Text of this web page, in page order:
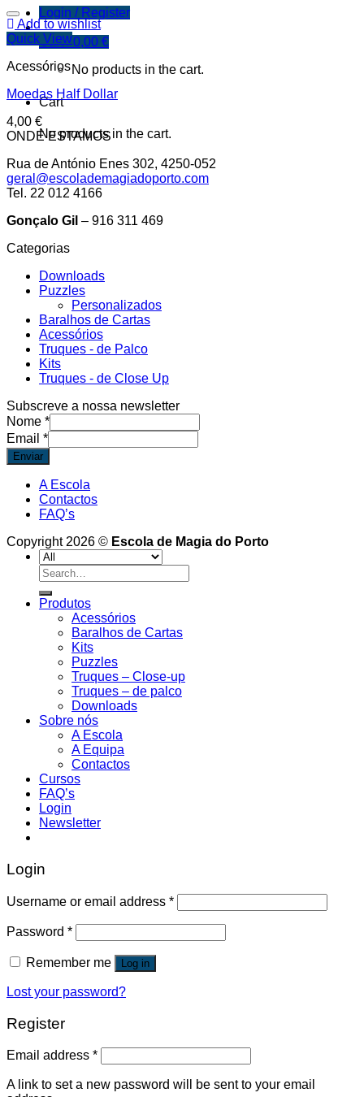
Login / Register
Cart /0,00 €
No products in the cart.
Cart
No products in the cart.
Add to wishlist
Quick View
Acessórios
Moedas Half Dollar
4,00 €
ONDE ESTAMOS
Rua de António Enes 302, 4250-052
geral@escolademagiadoporto.com
Tel. 22 012 4166
Gonçalo Gil – 916 311 469
Categorias
Downloads
Puzzles
Personalizados
Baralhos de Cartas
Acessórios
Truques - de Palco
Kits
Truques - de Close Up
Subscreve a nossa newsletter
Nome *
Email *
Enviar
A Escola
Contactos
FAQ’s
Copyright 2026 © Escola de Magia do Porto
Search
for:
Produtos
Acessórios
Baralhos de Cartas
Kits
Puzzles
Truques – Close-up
Truques – de palco
Downloads
Sobre nós
A Escola
A Equipa
Contactos
Cursos
FAQ’s
Login
Newsletter
Login
Username or email address *
Password *
Remember me Log in
Lost your password?
Register
Email address *
A link to set a new password will be sent to your email